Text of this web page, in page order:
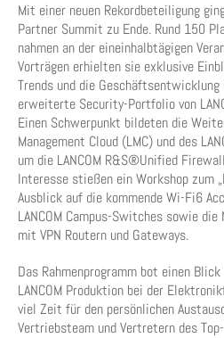
Mit einer neuen Rekordbeteiligung
Partner Summit zu Ende. Rund 150
nahmen an der eineinhalbtägigen
Vorträgen erhielten sie exklusive
Trends und die Geschäftsentwicklung
erweiterte Security-Portfolio von
Einen Schwerpunkt bildeten die
Management Cloud (LMC) und des
um die LANCOM R&S®Unified
Interesse stießen ein Workshop zum
Ausblick auf die kommende Wi-Fi6
LANCOM Campus-Switches sowie die
mit VPN Routern und Gateways.
Das Rahmenprogramm bot einen
LANCOM Produktion bei der
viel Zeit für den persönlichen
Vertriebsteam und Vertretern des